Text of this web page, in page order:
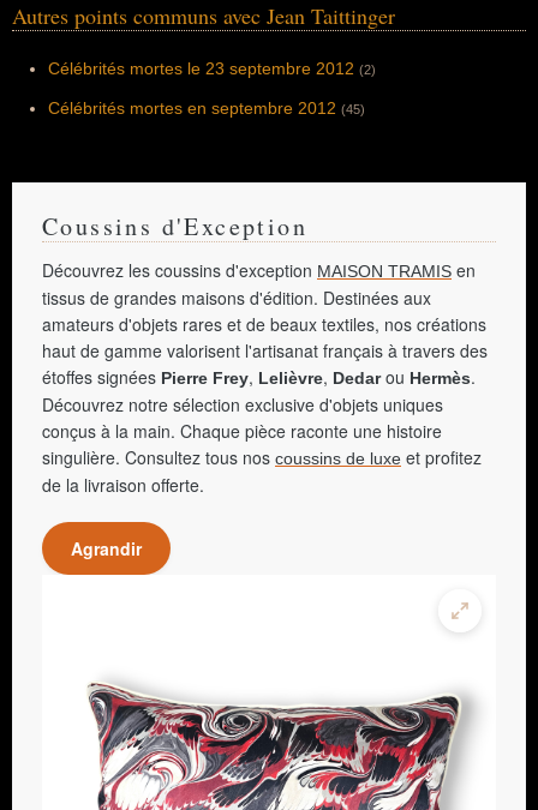
Autres points communs avec Jean Taittinger
Célébrités mortes le 23 septembre 2012 (2)
Célébrités mortes en septembre 2012 (45)
Coussins d'Exception
Découvrez les coussins d'exception MAISON TRAMIS en
tissus de grandes maisons d'édition. Destinées aux
amateurs d'objets rares et de beaux textiles, nos créations
haut de gamme valorisent l'artisanat français à travers des
étoffes signées Pierre Frey, Lelièvre, Dedarou Hermès.
Découvrez notre sélection exclusive d'objets uniques
conçus à la main. Chaque pièce raconte une histoire
singulière. Consultez tous nos coussins de luxe et profitez
de la livraison offerte.
Agrandir